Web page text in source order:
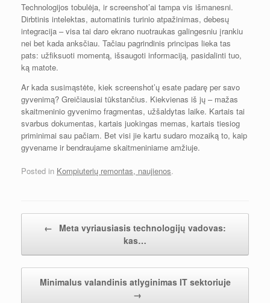
Technologijos tobulėja, ir screenshot’ai tampa vis išmanesni.
Dirbtinis intelektas, automatinis turinio atpažinimas, debesų
integracija – visa tai daro ekrano nuotraukas galingesniu įrankiu
nei bet kada anksčiau. Tačiau pagrindinis principas lieka tas
pats: užfiksuoti momentą, išsaugoti informaciją, pasidalinti tuo,
ką matote.
Ar kada susimąstėte, kiek screenshot’ų esate padarę per savo
gyvenimą? Greičiausiai tūkstančius. Kiekvienas iš jų – mažas
skaitmeninio gyvenimo fragmentas, užšaldytas laike. Kartais tai
svarbus dokumentas, kartais juokingas memas, kartais tiesiog
priminimai sau pačiam. Bet visi jie kartu sudaro mozaiką to, kaip
gyvename ir bendraujame skaitmeniniame amžiuje.
Posted in Kompiuterių remontas, naujienos.
←
Meta vyriausiasis technologijų vadovas:
kas…
Minimalus valandinis atlyginimas IT sektoriuje
→